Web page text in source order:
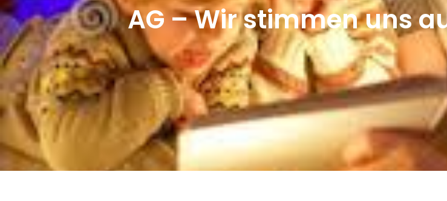
AG – Wir stimmen uns